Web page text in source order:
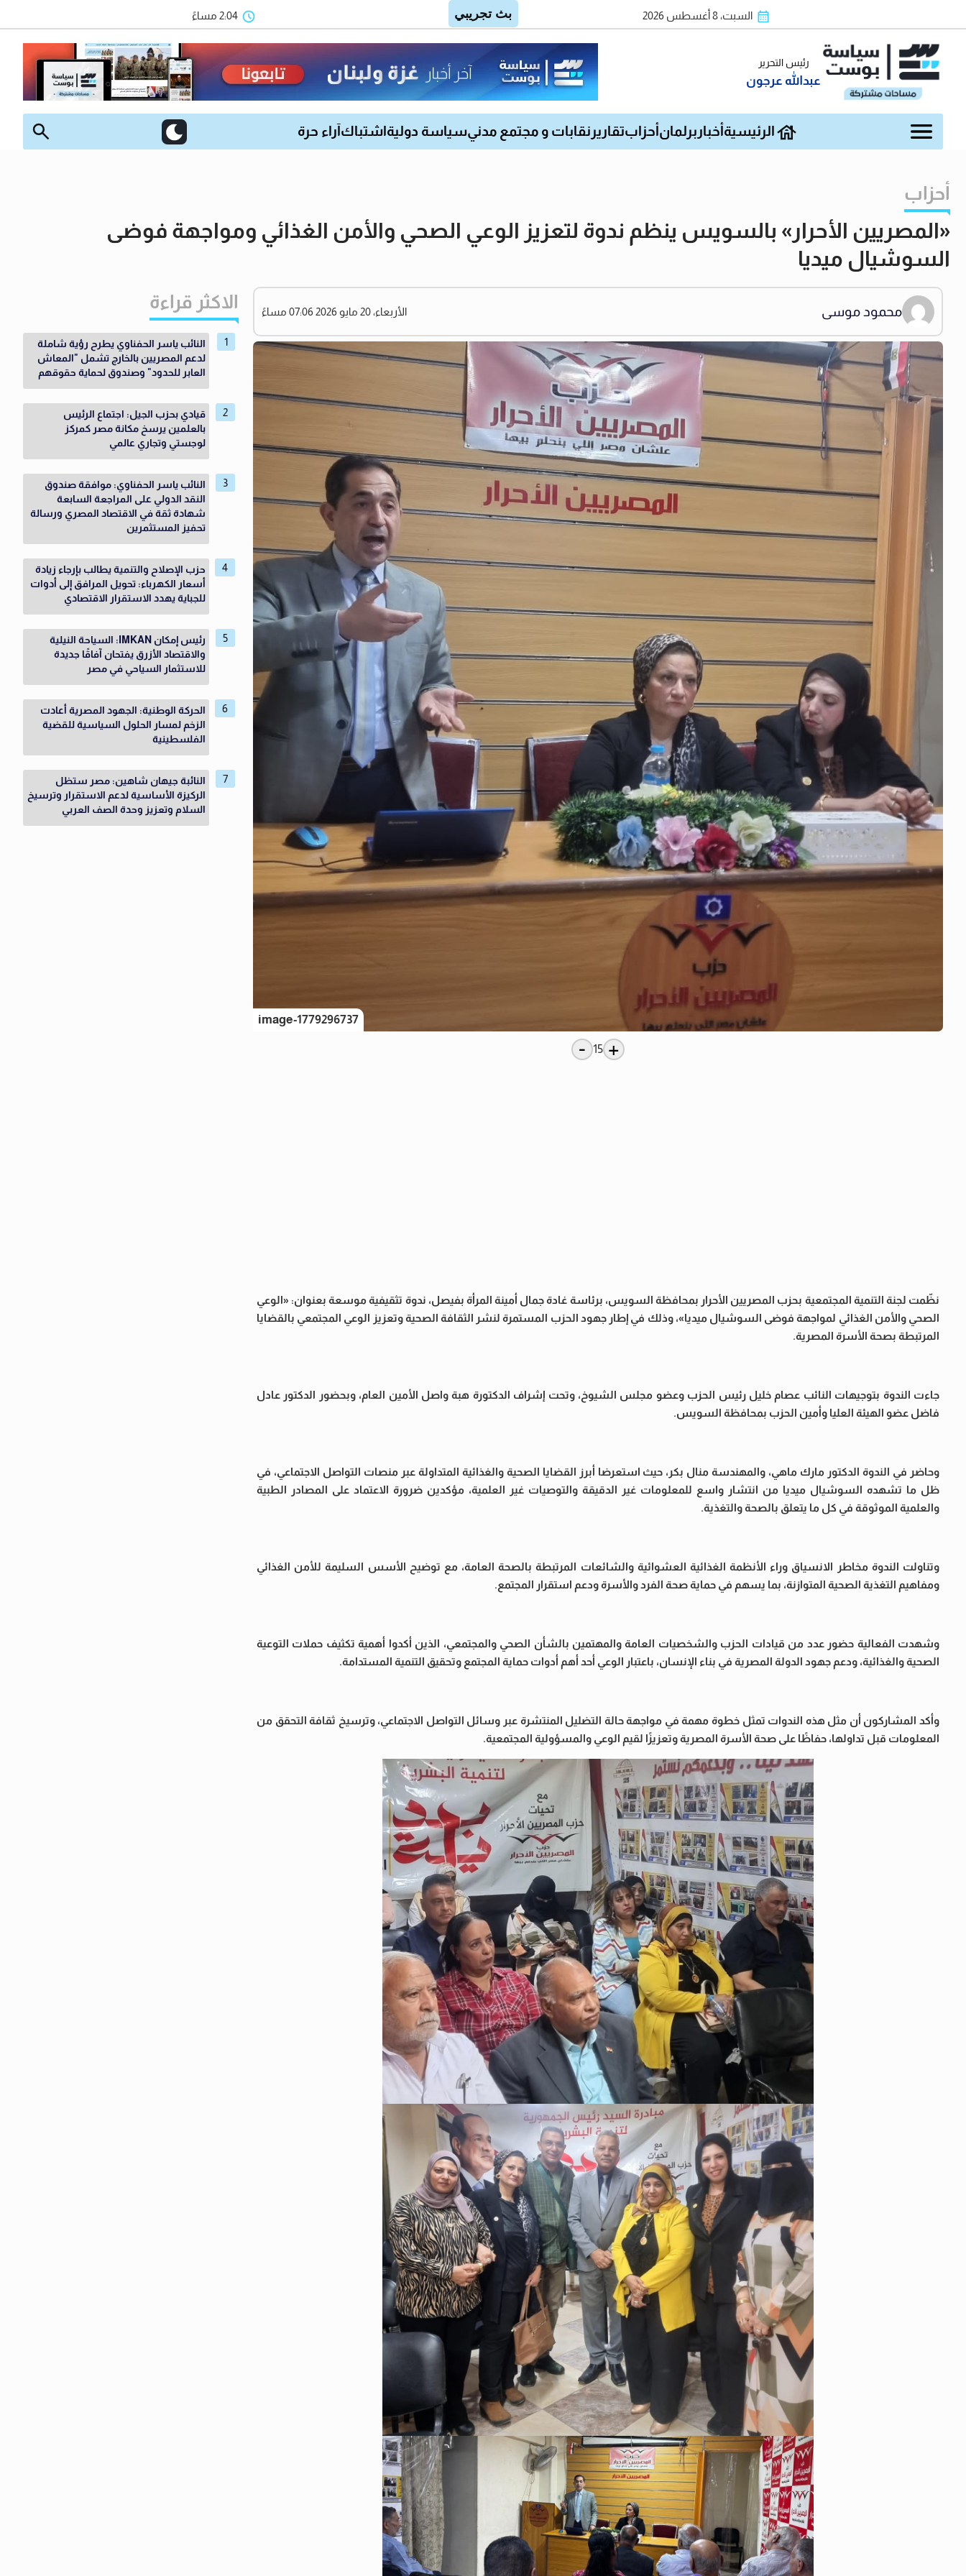
السبت، 8 أغسطس 2026 2:04 مساءً
رئيس التحرير
عبدالله عرجون
الرئيسية أخبار برلمان أحزابتقارير نقابات و مجتمع مدنيسياسة دولية اشتباك آراء حرة
أحزاب
«المصريين الأحرار» بالسويس ينظم ندوة لتعزيز الوعي الصحي والأمن الغذائي ومواجهة فوضى
السوشيال ميديا
محمود موسى الأربعاء، 20 مايو 2026 07:06 مساءً
image-1779296737
+
15
-
نظّمت لجنة التنمية المجتمعية بحزب المصريين الأحرار بمحافظة السويس، برئاسة غادة جمال أمينة المرأة بفيصل، ندوة تثقيفية موسعة بعنوان: «الوعي
الصحي والأمن الغذائي لمواجهة فوضى السوشيال ميديا»، وذلك في إطار جهود الحزب المستمرة لنشر الثقافة الصحية وتعزيز الوعي المجتمعي بالقضايا
المرتبطة بصحة الأسرة المصرية.
جاءت الندوة بتوجيهات النائب عصام خليل رئيس الحزب وعضو مجلس الشيوخ، وتحت إشراف الدكتورة هبة واصل الأمين العام، وبحضور الدكتور عادل
فاضل عضو الهيئة العليا وأمين الحزب بمحافظة السويس.
وحاضر في الندوة الدكتور مارك ماهي، والمهندسة منال بكر، حيث استعرضا أبرز القضايا الصحية والغذائية المتداولة عبر منصات التواصل الاجتماعي، في
ظل ما تشهده السوشيال ميديا من انتشار واسع للمعلومات غير الدقيقة والتوصيات غير العلمية، مؤكدين ضرورة الاعتماد على المصادر الطبية
والعلمية الموثوقة في كل ما يتعلق بالصحة والتغذية.
وتناولت الندوة مخاطر الانسياق وراء الأنظمة الغذائية العشوائية والشائعات المرتبطة بالصحة العامة، مع توضيح الأسس السليمة للأمن الغذائي
ومفاهيم التغذية الصحية المتوازنة، بما يسهم في حماية صحة الفرد والأسرة ودعم استقرار المجتمع.
وشهدت الفعالية حضور عدد من قيادات الحزب والشخصيات العامة والمهتمين بالشأن الصحي والمجتمعي، الذين أكدوا أهمية تكثيف حملات التوعية
الصحية والغذائية، ودعم جهود الدولة المصرية في بناء الإنسان، باعتبار الوعي أحد أهم أدوات حماية المجتمع وتحقيق التنمية المستدامة.
وأكد المشاركون أن مثل هذه الندوات تمثل خطوة مهمة في مواجهة حالة التضليل المنتشرة عبر وسائل التواصل الاجتماعي، وترسيخ ثقافة التحقق من
المعلومات قبل تداولها، حفاظًا على صحة الأسرة المصرية وتعزيزًا لقيم الوعي والمسؤولية المجتمعية.
الاكثر قراءة
النائب ياسر الحفناوي يطرح رؤية شاملة
لدعم المصريين بالخارج تشمل "المعاش
العابر للحدود" وصندوق لحماية حقوقهم
قيادي بحزب الجيل: اجتماع الرئيس
بالعلمين يرسخ مكانة مصر كمركز
لوجستي وتجاري عالمي
النائب ياسر الحفناوي: موافقة صندوق
النقد الدولي على المراجعة السابعة
شهادة ثقة في الاقتصاد المصري ورسالة
تحفيز المستثمرين
حزب الإصلاح والتنمية يطالب بإرجاء زيادة
أسعار الكهرباء: تحويل المرافق إلى أدوات
للجباية يهدد الاستقرار الاقتصادي
رئيس إمكان IMKAN: السياحة النيلية
والاقتصاد الأزرق يفتحان آفاقًا جديدة
للاستثمار السياحي في مصر
الحركة الوطنية: الجهود المصرية أعادت
الزخم لمسار الحلول السياسية للقضية
الفلسطينية
النائبة جيهان شاهين: مصر ستظل
الركيزة الأساسية لدعم الاستقرار وترسيخ
السلام وتعزيز وحدة الصف العربي